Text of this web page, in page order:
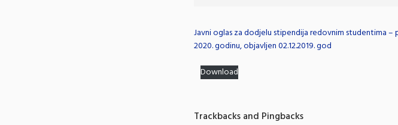
Javni oglas za dodjelu stipendija redovnim studentima –
2020. godinu, objavljen 02.12.2019. god
Download
Trackbacks and Pingbacks